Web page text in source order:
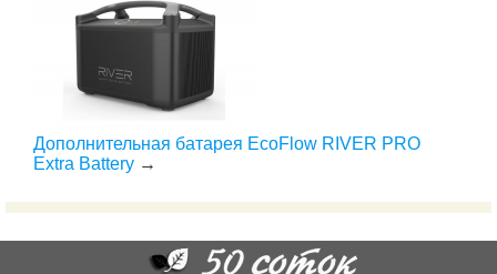
Дополнительная батарея EcoFlow RIVER PRO
Extra Battery →